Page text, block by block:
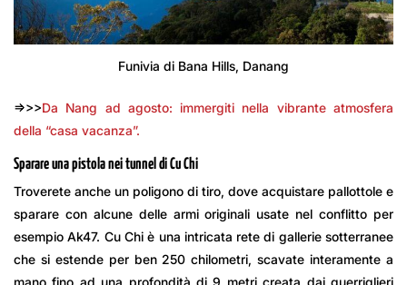
Funivia di Bana Hills, Danang
=>>>Da Nang ad agosto: immergiti nella vibrante atmosfera
della “casa vacanza”.
Sparare una pistola nei tunnel di Cu Chi
Troverete anche un poligono di tiro, dove acquistare pallottole e
sparare con alcune delle armi originali usate nel conflitto per
esempio Ak47. Cu Chi è una intricata rete di gallerie sotterranee
che si estende per ben 250 chilometri, scavate interamente a
mano fino ad una profondità di 9 metri creata dai guerriglieri